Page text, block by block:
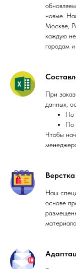
новые.
Москве,
каждую
городам
При
данных,
По
По
Чтобы
Наш
основе